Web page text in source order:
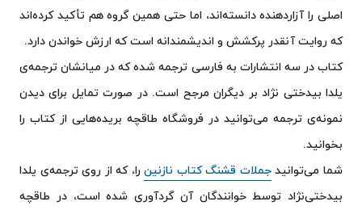
اصلی را آزاردهنده دانسته‌اند، اما حتی همین گروه هم تأکید کرده‌اند
که روایت آنقدر پرکشش و اندیشمندانه است که ارزش خواندن دارد.
کتاب در سه انتشارات به فارسی ترجمه شده که در میانشان ترجمه‌ی
یلدا بیدختی نژاد بر دیگران مرجح است. در صورت تمایل برای دیدن
نمونه‌ی ترجمه می‌توانید در فروشگاه طاقچه بریده‌هایی از کتاب را
بخوانید.
شما می‌توانیدجملات قشنگ کتاب نازنینرا، که از روی ترجمه‌ی یلدا
بیدختی‌نژاد توسط خوانندگان آن گردآوری شده است، در طاقچه